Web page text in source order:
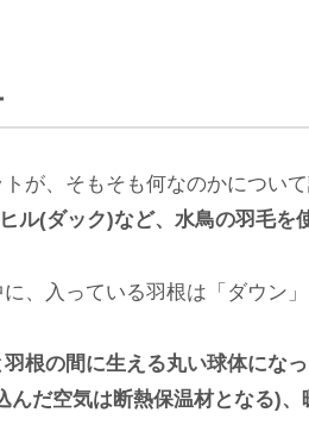
が、そもそも何なのかについて
ル(ダック)など、水鳥の羽毛を
、入っている羽根は「ダウン
羽根の間に生える丸い球体にな
だ空気は断熱保温材となる)、